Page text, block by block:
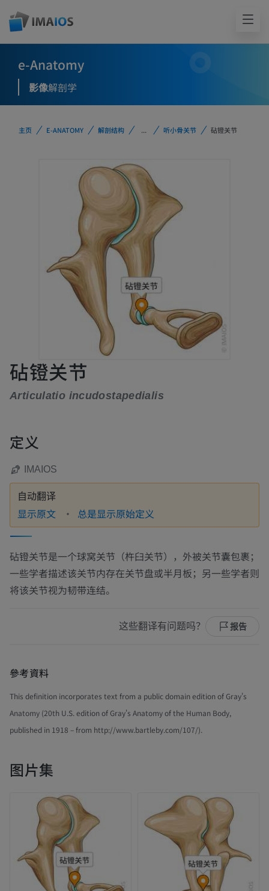
e-Anatomy
影像解剖学
主页 E-ANATOMY 解剖结构 ... 听小骨关节 砧镫关节
砧镫关节
Articulatio incudostapedialis
定义
IMAIOS
自动翻译
显示原文 总是显示原始定义
砧镫关节是一个球窝关节（杵臼关节），外被关节囊包裹；
一些学者描述该关节内存在关节盘或半月板；另一些学者则
将该关节视为韧带连结。
这些翻译有问题吗？ 报告
參考資料
This definition incorporates text from a public domain edition of Gray's
Anatomy (20th U.S. edition of Gray's Anatomy of the Human Body,
published in 1918 – from http://www.bartleby.com/107/).
图片集